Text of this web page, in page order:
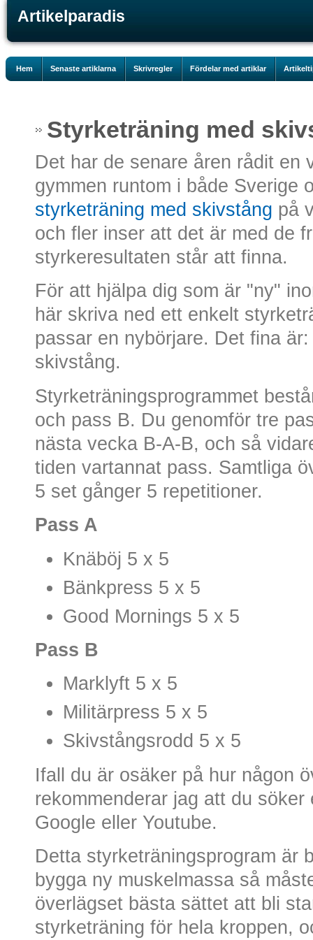
Artikelparadis
Hem Senaste artiklarna Skrivregler Fördelar med artiklar
Styrketräning med
Det har de senare åren rådit en
gymmen runtom i både Sverige
styrketräning med skivstång på
och fler inser att det är med de
styrkeresultaten står att finna.
För att hjälpa dig som är "ny"
här skriva ned ett enkelt
passar en nybörjare. Det fina
skivstång.
Styrketräningsprogrammet
och pass B. Du genomför tre
nästa vecka B-A-B, och så
tiden vartannat pass. Samtliga
5 set gånger 5 repetitioner.
Pass A
Knäböj 5 x 5
Bänkpress 5 x 5
Good Mornings 5 x 5
Pass B
Marklyft 5 x 5
Militärpress 5 x 5
Skivstångsrodd 5 x 5
Ifall du är osäker på hur någon
rekommenderar jag att du
Google eller Youtube.
Detta styrketräningsprogram är
bygga ny muskelmassa så
överlägset bästa sättet att bli
styrketräning för hela kroppen,